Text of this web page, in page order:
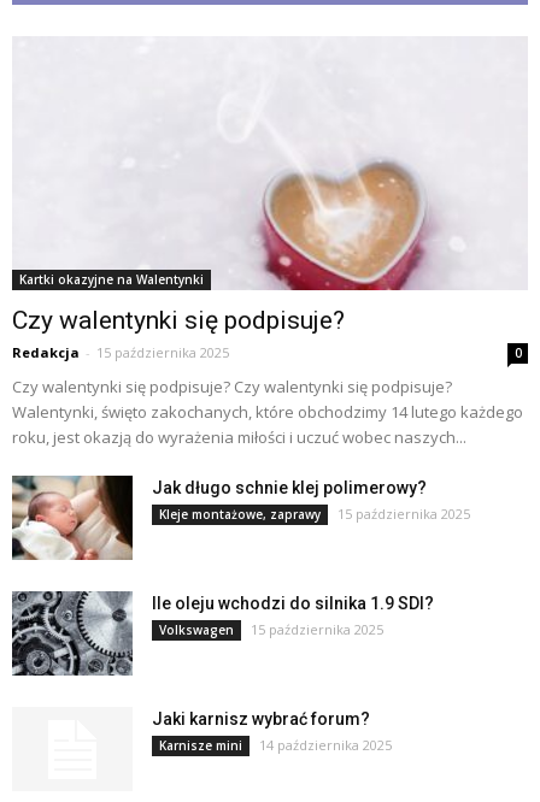
Kartki okazyjne na Walentynki
Czy walentynki się podpisuje?
Redakcja - 15 października 2025 0
Czy walentynki się podpisuje? Czy walentynki się podpisuje?
Walentynki, święto zakochanych, które obchodzimy 14 lutego każdego
roku, jest okazją do wyrażenia miłości i uczuć wobec naszych...
Jak długo schnie klej polimerowy?
Kleje montażowe, zaprawy 15 października 2025
Ile oleju wchodzi do silnika 1.9 SDI?
Volkswagen 15 października 2025
Jaki karnisz wybrać forum?
Karnisze mini 14 października 2025